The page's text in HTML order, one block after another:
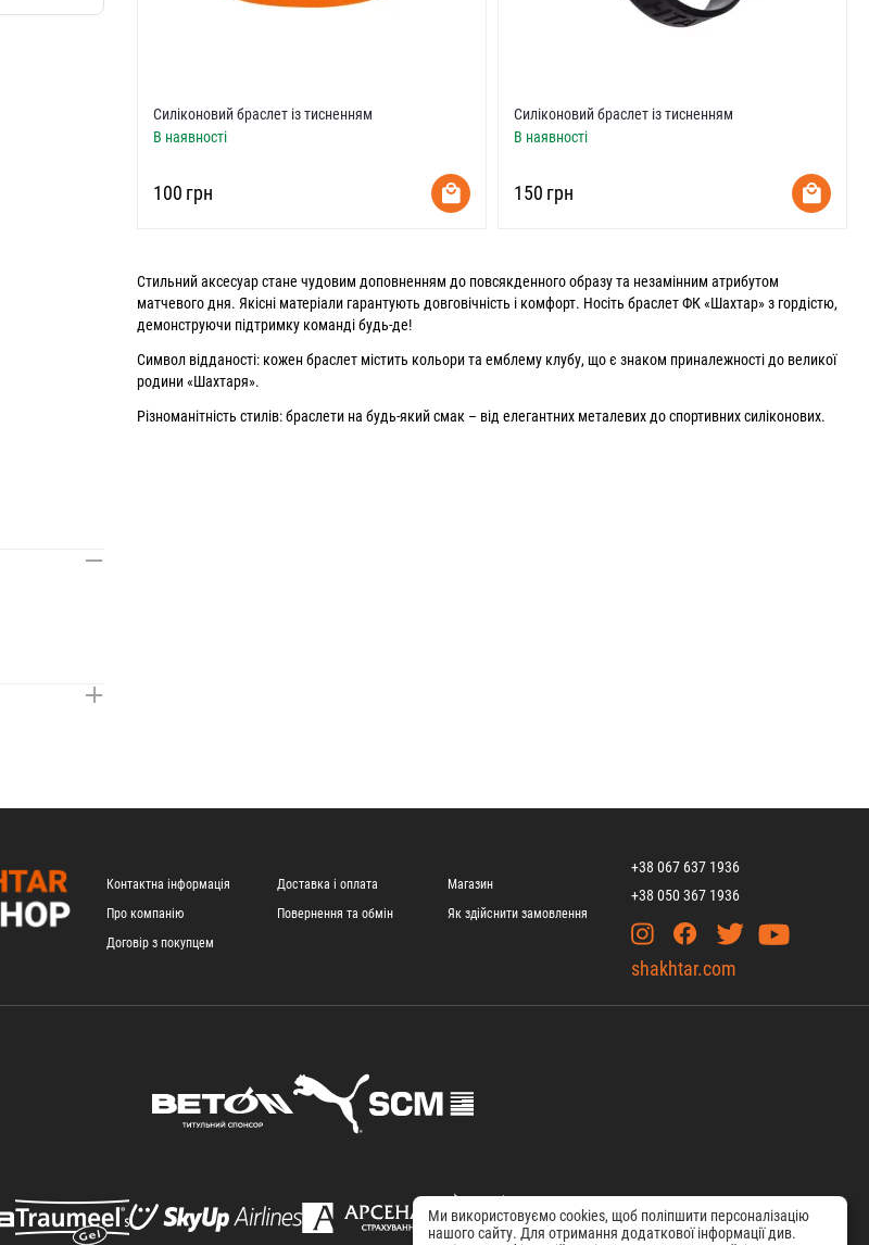
Силіконовий браслет із тисненням
В наявності
‍100‍ грн
Силіконовий браслет із тисненням
В наявності
‍150‍ грн
Стильний аксесуар стане чудовим доповненням до повсякденного образу та незамінним атрибутом
матчевого дня. Якісні матеріали гарантують довговічність і комфорт. Носіть браслет ФК «Шахтар»з гордістю,
демонструючи підтримку команді будь-де!
Символ відданості: коженбраслет містить кольори та емблему клубу, що є знаком приналежності до великої
родини «Шахтаря».
Різноманітність стилів: браслети на будь-який смак – від елегантних металевих до спортивних силіконових.
Контактна інформація
Про компанію
Договір з покупцем
Доставка і оплата
Повернення та обмін
Магазин
Як здійснити замовлення
+38 067 637 1936
+38 050 367 1936
shakhtar.com
Ми використовуємо cookies, щоб поліпшити персоналізацію
нашого сайту. Для отримання додаткової інформації див.